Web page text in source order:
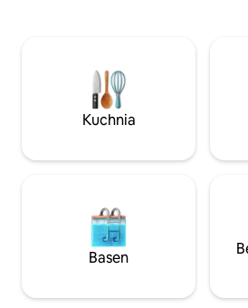
miasteczko. Ciesz się pieszymi
wędrówkami, jazdą na rowerze,
nartach, łyżwiarstwem,
raftingiem, rurkami, jazdą konną i
Kuchnia
Basen